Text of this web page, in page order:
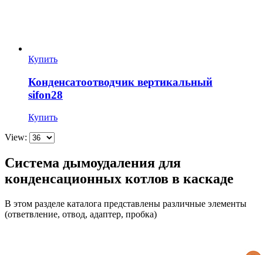
Купить
Конденсатоотводчик вертикальный
sifon28
Купить
View:
Система дымоудаления для
конденсационных котлов в каскаде
В этом разделе каталога представлены различные элементы
(ответвление, отвод, адаптер, пробка)